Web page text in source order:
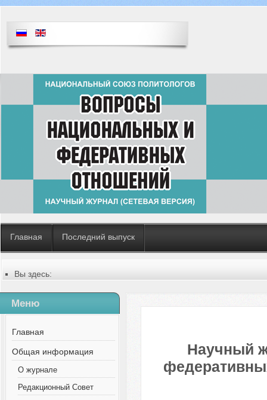
Главная Последний выпуск
Вы здесь:
Содержание выпусков
Русский
Содержание выпусков
Меню
Главная
Общая информация
О журнале
Редакционный Совет
Научный